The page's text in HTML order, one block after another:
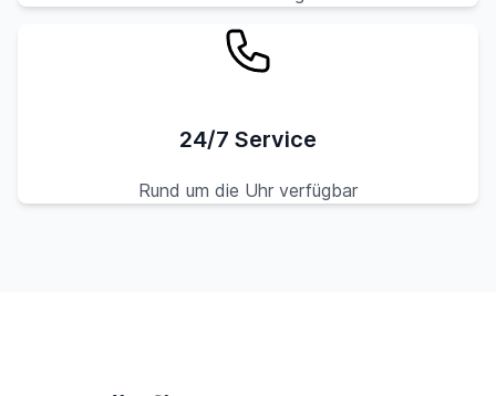
24/7 Service
Rund um die Uhr verfügbar